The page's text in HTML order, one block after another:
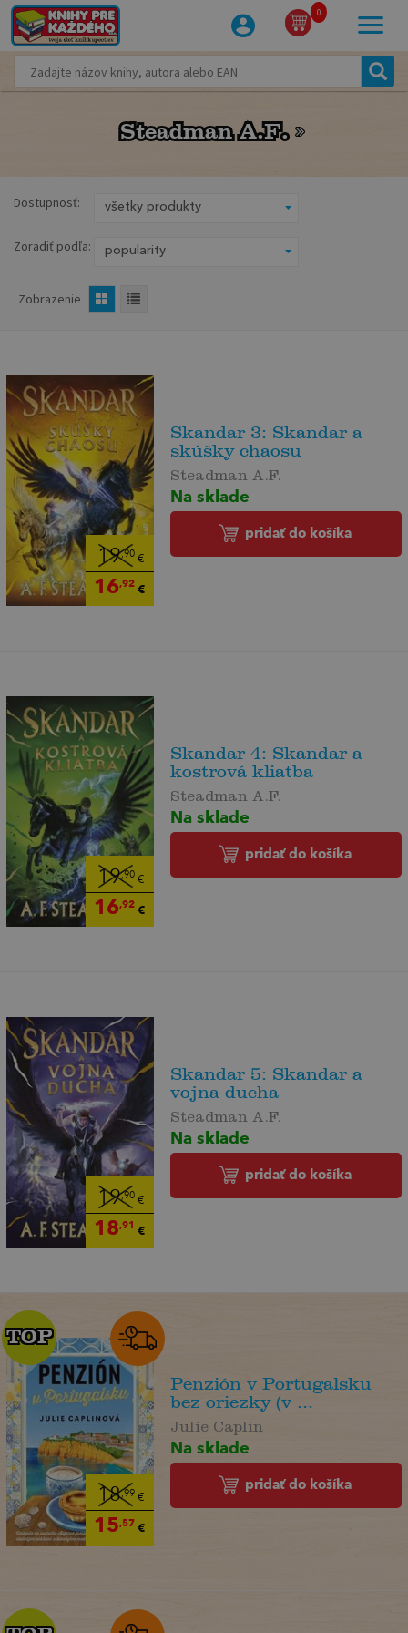
0
Steadman A.F.
Steadman A.F.
Dostupnosť:
Zoradiť podľa:
Zobrazenie
19,90€
16,92€
Skandar 3: Skandar a
skúšky chaosu
Steadman A.F.
Na sklade
pridať do košíka
19,90€
16,92€
Skandar 4: Skandar a
kostrová kliatba
Steadman A.F.
Na sklade
pridať do košíka
19,90€
18,91 €
Skandar 5: Skandar a
vojna ducha
Steadman A.F.
Na sklade
pridať do košíka
18,99 €
15,57 €
TOP
TOP
Penzión v Portugalsku
bez oriezky (v ...
Julie Caplin
Na sklade
pridať do košíka